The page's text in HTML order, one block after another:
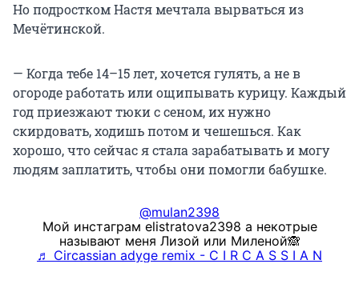
Но подростком Настя мечтала вырваться из
Мечётинской.
— Когда тебе 14–15 лет, хочется гулять, а не в
огороде работать или ощипывать курицу. Каждый
год приезжают тюки с сеном, их нужно
скирдовать, ходишь потом и чешешься. Как
хорошо, что сейчас я стала зарабатывать и могу
людям заплатить, чтобы они помогли бабушке.
@mulan2398
Мой инстаграм elistratova2398 а некотрые
называют меня Лизой или Миленой🙈
♬ Circassian adyge remix - C I R C A S S I A N